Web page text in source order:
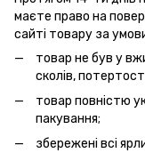
маєте право на
сайті товару за
товар не був у
сколів,
товар повністю
пакування;
збережені всі